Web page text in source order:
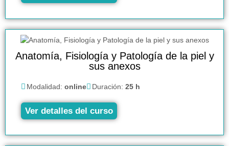
Anatomía, Fisiología y Patología de la piel y
sus anexos
Modalidad: online Duración: 25 h
Ver detalles del curso